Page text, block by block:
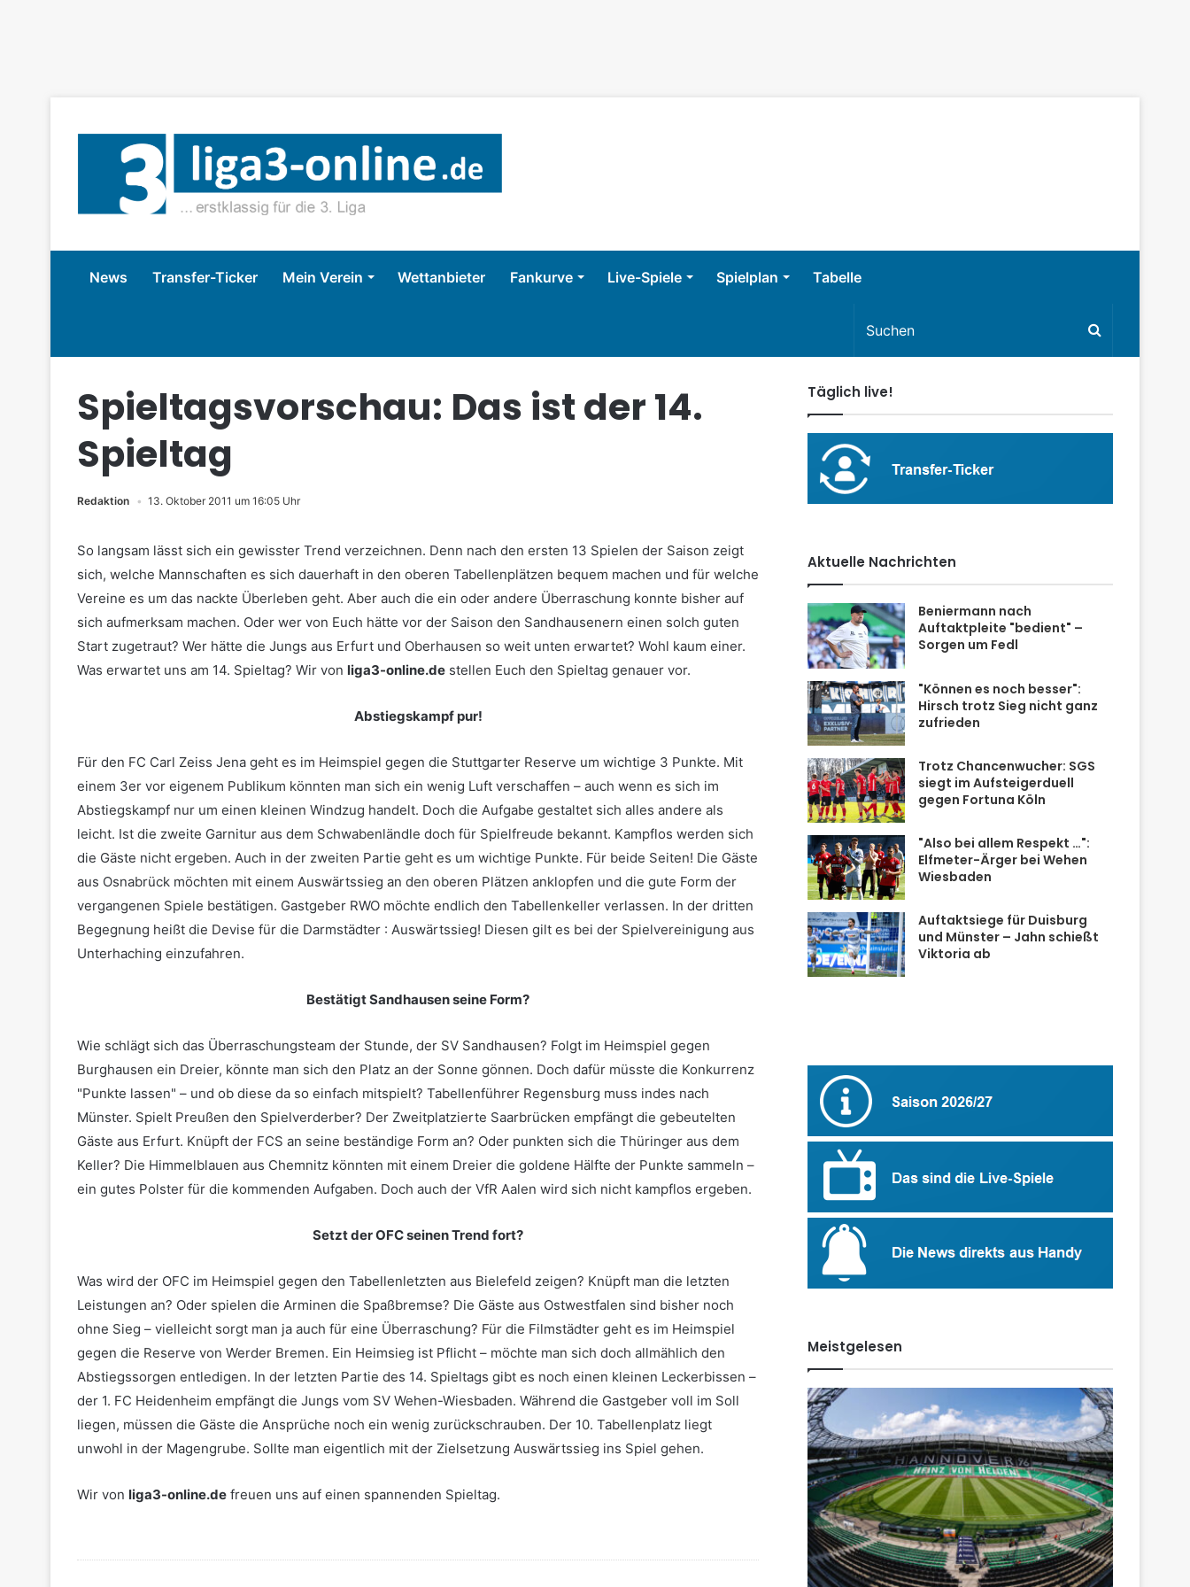
News Transfer-Ticker Mein Verein Wettanbieter Fankurve Live-Spiele Spielplan Tabelle
Spieltagsvorschau: Das ist der 14.
Spieltag
Redaktion 13. Oktober 2011 um 16:05 Uhr
So langsam lässt sich ein gewisster Trend verzeichnen. Denn nach den ersten 13 Spielen der Saison zeigt
sich, welche Mannschaften es sich dauerhaft in den oberen Tabellenplätzen bequem machen und für welche
Vereine es um das nackte Überleben geht. Aber auch die ein oder andere Überraschung konnte bisher auf
sich aufmerksam machen. Oder wer von Euch hätte vor der Saison den Sandhausenern einen solch guten
Start zugetraut? Wer hätte die Jungs aus Erfurt und Oberhausen so weit unten erwartet? Wohl kaum einer.
Was erwartet uns am 14. Spieltag? Wir von liga3-online.de stellen Euch den Spieltag genauer vor.
Abstiegskampf pur!
Für den FC Carl Zeiss Jena geht es im Heimspiel gegen die Stuttgarter Reserve um wichtige 3 Punkte. Mit
einem 3er vor eigenem Publikum könnten man sich ein wenig Luft verschaffen – auch wenn es sich im
Abstiegskampf nur um einen kleinen Windzug handelt. Doch die Aufgabe gestaltet sich alles andere als
leicht. Ist die zweite Garnitur aus dem Schwabenländle doch für Spielfreude bekannt. Kampflos werden sich
die Gäste nicht ergeben. Auch in der zweiten Partie geht es um wichtige Punkte. Für beide Seiten! Die Gäste
aus Osnabrück möchten mit einem Auswärtssieg an den oberen Plätzen anklopfen und die gute Form der
vergangenen Spiele bestätigen. Gastgeber RWO möchte endlich den Tabellenkeller verlassen. In der dritten
Begegnung heißt die Devise für die Darmstädter : Auswärtssieg! Diesen gilt es bei der Spielvereinigung aus
Unterhaching einzufahren.
Bestätigt Sandhausen seine Form?
Wie schlägt sich das Überraschungsteam der Stunde, der SV Sandhausen? Folgt im Heimspiel gegen
Burghausen ein Dreier, könnte man sich den Platz an der Sonne gönnen. Doch dafür müsste die Konkurrenz
"Punkte lassen" – und ob diese da so einfach mitspielt? Tabellenführer Regensburg muss indes nach
Münster. Spielt Preußen den Spielverderber? Der Zweitplatzierte Saarbrücken empfängt die gebeutelten
Gäste aus Erfurt. Knüpft der FCS an seine beständige Form an? Oder punkten sich die Thüringer aus dem
Keller? Die Himmelblauen aus Chemnitz könnten mit einem Dreier die goldene Hälfte der Punkte sammeln –
ein gutes Polster für die kommenden Aufgaben. Doch auch der VfR Aalen wird sich nicht kampflos ergeben.
Setzt der OFC seinen Trend fort?
Was wird der OFC im Heimspiel gegen den Tabellenletzten aus Bielefeld zeigen? Knüpft man die letzten
Leistungen an? Oder spielen die Arminen die Spaßbremse? Die Gäste aus Ostwestfalen sind bisher noch
ohne Sieg – vielleicht sorgt man ja auch für eine Überraschung? Für die Filmstädter geht es im Heimspiel
gegen die Reserve von Werder Bremen. Ein Heimsieg ist Pflicht – möchte man sich doch allmählich den
Abstiegssorgen entledigen. In der letzten Partie des 14. Spieltags gibt es noch einen kleinen Leckerbissen –
der 1. FC Heidenheim empfängt die Jungs vom SV Wehen-Wiesbaden. Während die Gastgeber voll im Soll
liegen, müssen die Gäste die Ansprüche noch ein wenig zurückschrauben. Der 10. Tabellenplatz liegt
unwohl in der Magengrube. Sollte man eigentlich mit der Zielsetzung Auswärtssieg ins Spiel gehen.
Wir von liga3-online.de freuen uns auf einen spannenden Spieltag.
Täglich live!
Aktuelle Nachrichten
Beniermann nach
Auftaktpleite "bedient" –
Sorgen um Fedl
"Können es noch besser":
Hirsch trotz Sieg nicht ganz
zufrieden
Trotz Chancenwucher: SGS
siegt im Aufsteigerduell
gegen Fortuna Köln
"Also bei allem Respekt …":
Elfmeter-Ärger bei Wehen
Wiesbaden
Auftaktsiege für Duisburg
und Münster – Jahn schießt
Viktoria ab
Meistgelesen